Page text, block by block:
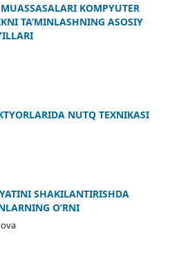
KOMPYUTER
TA’MINLASHNING ASOSIY
NUTQ TEXNIKASI
SHAKILANTIRISHDA
О‘RNI